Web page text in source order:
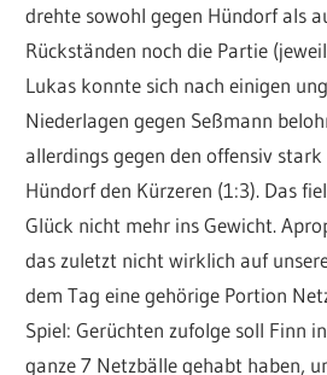
drehte sowohl gegen Hündorf als
Rückständen noch die Partie
Lukas konnte sich nach einigen
Niederlagen gegen Seßmann
allerdings gegen den offensiv
Hündorf den Kürzeren (1:3). Das
Glück nicht mehr ins Gewicht.
das zuletzt nicht wirklich auf
dem Tag eine gehörige Portion
Spiel: Gerüchten zufolge soll Finn
ganze 7 Netzbälle gehabt haben,